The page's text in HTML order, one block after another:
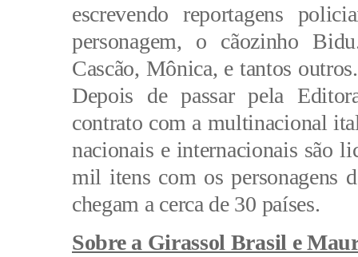
escrevendo reportagens
personagem, o cãozinho
Cascão, Mônica, e tantos
Depois de passar pela
contrato com a multinacional
nacionais e internacionais são
mil itens com os personagens
chegam a cerca de 30 países.
Sobre a Girassol Brasil e